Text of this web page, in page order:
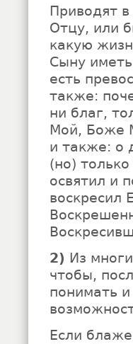
Приводят
Отцу, или
какую
Сыну
есть
также:
ни благ,
Мой, Боже
и также: о
(но)
освятил и
воскресил
2) Из
чтобы,
понимать
Если